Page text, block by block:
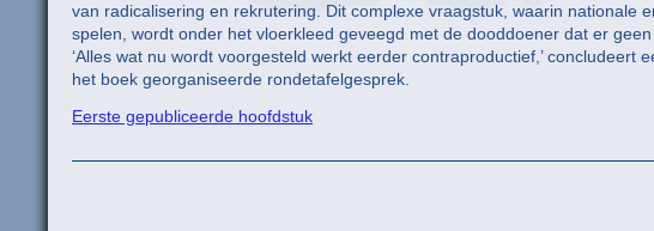
van radicalisering en rekrutering. Dit complexe vraagstuk, waarin nationale
spelen, wordt onder het vloerkleed geveegd met de dooddoener dat er
‘Alles wat nu wordt voorgesteld werkt eerder contraproductief,’
het boek georganiseerde rondetafelgesprek.
Eerste gepubliceerde hoofdstuk